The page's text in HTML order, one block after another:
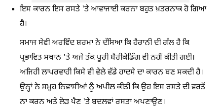
ਇਸ ਕਾਰਨ ਇਸ ਰਸਤੇ 'ਤੇ ਆਵਾਜਾਈ ਕਰਨਾ ਬਹੁਤ ਖ਼ਤਰਨਾਕ ਹੋ ਗਿਆ
ਹੈ।
ਸਮਾਜ ਸੇਵੀ ਅਰਵਿੰਦ ਸ਼ਰਮਾ ਨੇ ਦੱਸਿਆ ਕਿ ਹੈਰਾਨੀ ਦੀ ਗੱਲ ਹੈ ਕਿ
ਪ੍ਰਭਾਵਿਤ ਸਥਾਨ 'ਤੇ ਅਜੇ ਤੱਕ ਪੂਰੀ ਬੈਰੀਕੇਡਿੰਗ ਵੀ ਨਹੀਂ ਕੀਤੀ ਗਈ।
ਅਜਿਹੀ ਲਾਪਰਵਾਹੀ ਕਿਸੇ ਵੀ ਵੇਲੇ ਵੱਡੇ ਹਾਦਸੇ ਦਾ ਕਾਰਨ ਬਣ ਸਕਦੀ ਹੈ।
ਉਨ੍ਹਾਂ ਨੇ ਸਮੂਹ ਨਿਵਾਸੀਆਂ ਨੂੰ ਅਪੀਲ ਕੀਤੀ ਕਿ ਉਹ ਇਸ ਰਸਤੇ ਦੀ ਵਰਤੋਂ
ਨਾ ਕਰਨ ਅਤੇ ਲੋੜ ਪੈਣ 'ਤੇ ਬਦਲਵਾਂ ਰਸਤਾ ਅਪਣਾਉਣ।